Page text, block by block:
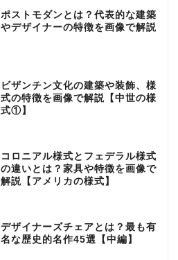
ポストモダンとは？代表的な建築
やデザイナーの特徴を画像で解説
ビザンチン文化の建築や装飾、様
式の特徴を画像で解説【中世の様
式①】
コロニアル様式とフェデラル様式
の違いとは？家具や特徴を画像で
解説【アメリカの様式】
デザイナーズチェアとは？最も有
名な歴史的名作45選【中編】